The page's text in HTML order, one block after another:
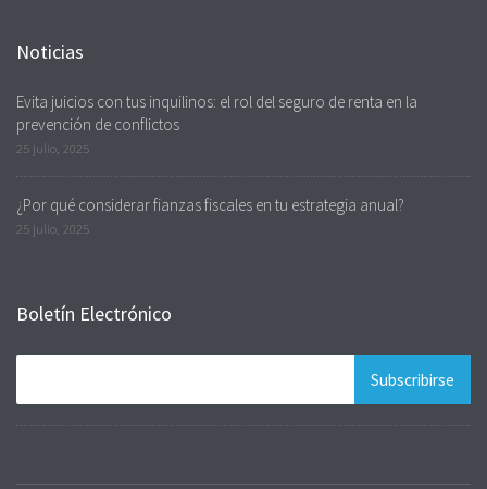
Noticias
Evita juicios con tus inquilinos: el rol del seguro de renta en la
prevención de conflictos
25 julio, 2025
¿Por qué considerar fianzas fiscales en tu estrategia anual?
25 julio, 2025
Boletín Electrónico